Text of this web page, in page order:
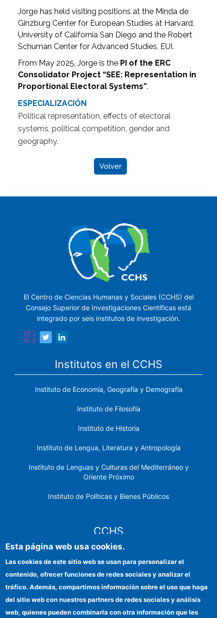
Jorge has held visiting positions at the Minda de
Ginzburg Center for European Studies at Harvard,
University of California San Diego and the Robert
Schuman Center for Advanced Studies, EUI.
From May 2025, Jorge is the PI of the ERC
Consolidator Project “SEE: Representation in
Proportional Electoral Systems”.
ESPECIALIZACIÓN
Political representation, effects of electoral
systems, political competition, gender and
geography.
Volver
El Centro de Ciencias Humanas y Sociales (CCHS) del
Consejo Superior de Investigaciones Científicas está
integrado por seis institutos de investigación.
Institutos en el CCHS
Instituto de Economía, Geografía y Demografía
Instituto de Filosofía
Instituto de Historia
Instituto de Lengua, Literatura y Antropología
Instituto de Lenguas y Culturas del Mediterráneo y
Oriente Próximo
Instituto de Políticas y Bienes Públicos
CCHS
Identidad institucional
Ayudas FEDER
Esta página web usa cookies.
Las cookies de este sitio web se usan para personalizar el
contenido, ofrecer funciones de redes sociales y analizar el
tráfico. Además, compartimos información sobre el uso que haga
del sitio web con nuestros partners de redes sociales y análisis
web, quienes pueden combinarla con otra información que les